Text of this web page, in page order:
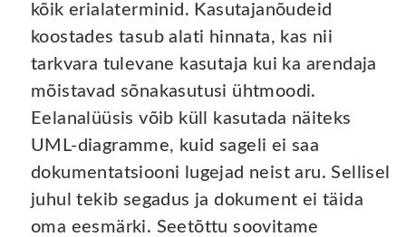
kõik erialaterminid. Kasutajanõudeid
koostades tasub alati hinnata, kas nii
tarkvara tulevane kasutaja kui ka arendaja
mõistavad sõnakasutusi ühtmoodi.
Eelanalüüsis võib küll kasutada näiteks
UML-diagramme, kuid sageli ei saa
dokumentatsiooni lugejad neist aru. Sellisel
juhul tekib segadus ja dokument ei täida
oma eesmärki. Seetõttu soovitame